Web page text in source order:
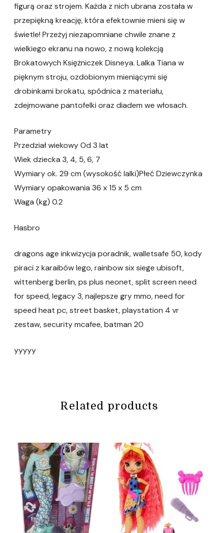
figurą oraz strojem. Każda z nich ubrana została w
przepiękną kreację, która efektownie mieni się w
świetle! Przeżyj niezapomniane chwile znane z
wielkiego ekranu na nowo, z nową kolekcją
Brokatowych Księżniczek Disneya. Lalka Tiana w
pięknym stroju, ozdobionym mieniącymi się
drobinkami brokatu, spódnica z materiału,
zdejmowane pantofelki oraz diadem we włosach.
Parametry
Przedział wiekowy Od 3 lat
Wiek dziecka 3, 4, 5, 6, 7
Wymiary ok. 29 cm (wysokość lalki)Płeć Dziewczynka
Wymiary opakowania 36 x 15 x 5 cm
Waga (kg) 0.2
Hasbro
dragons age inkwizycja poradnik, walletsafe 50, kody
piraci z karaibów lego, rainbow six siege ubisoft,
wittenberg berlin, ps plus neonet, split screen need
for speed, legacy 3, najlepsze gry mmo, need for
speed heat pc, street basket, playstation 4 vr
zestaw, security mcafee, batman 20
yyyyy
Related products